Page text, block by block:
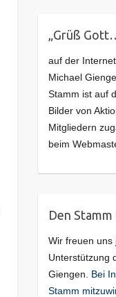
„Grüß
auf der
Michael
Stamm ist auf
Bilder von
Mitgliedern
beim
Den
Wir freuen uns
Unterstützung
Giengen. Bei
Stamm